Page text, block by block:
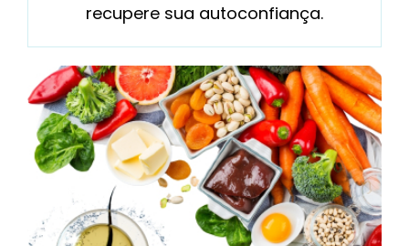
recupere sua autoconfiança.